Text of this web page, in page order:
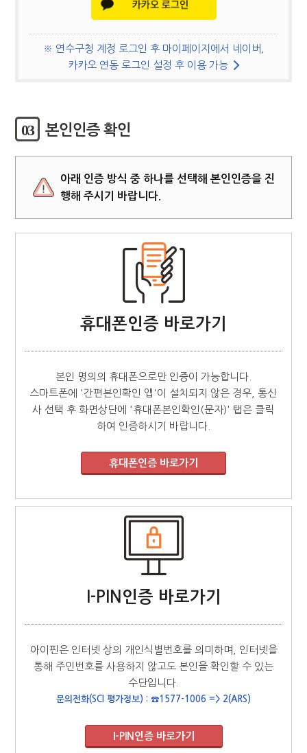
※ 연수구청 계정 로그인 후 마이페이지에서 네이버,
카카오 연동 로그인 설정 후 이용 가능
03 본인인증 확인
아래 인증 방식 중 하나를 선택해 본인인증을 진
행해 주시기 바랍니다.
휴대폰인증 바로가기
본인 명의의 휴대폰으로만 인증이 가능합니다.
스마트폰에 '간편본인확인 앱'이 설치되지 않은 경우, 통신
사 선택 후 화면상단에 '휴대폰본인확인(문자)' 탭은 클릭
하여 인증하시기 바랍니다.
I-PIN인증 바로가기
아이핀은 인터넷 상의 개인식별번호를 의미하며, 인터넷을
통해 주민번호를 사용하지 않고도 본인을 확인할 수 있는
수단입니다.
문의전화(SCI 평가정보) : ☎1577-1006 => 2(ARS)